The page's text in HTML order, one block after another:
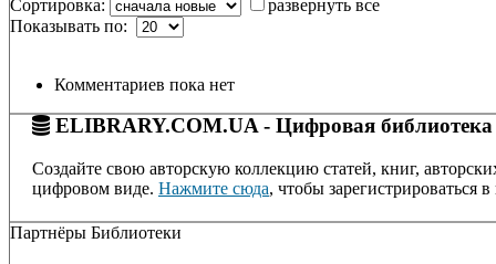
Сортировка:
развернуть все
Показывать по:
Комментариев пока нет
ELIBRARY.COM.UA - Цифровая библиотека
Создайте свою авторскую коллекцию статей, книг,
цифровом виде. Нажмите сюда, чтобы зарегистрироваться в
Партнёры Библиотеки